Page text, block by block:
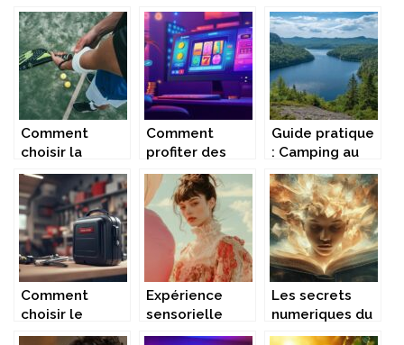
options de
paris sportifs
et casinos en
ligne
gains en ligne
avec le jeu du
poulet
devenus :
comment des
couples
britanniques
transforment
des demeures
historiques en
lieux de luxe
Comment
choisir la
raquette de
padel idéale
pour votre
niveau et style
de jeu
Comment
profiter des
bonus de
bienvenue sur
les sites de
casino en ligne
Guide pratique
: Camping au
Lac des
Bouillouses
Comment
choisir le
meilleur
Expérience
sensorielle
unique : Une
Les secrets
numeriques du
prenom